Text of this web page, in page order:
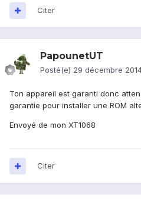
Citer
PapounetUT
Posté(e) 29 décembre
Ton appareil est garanti donc
garantie pour installer une ROM
Envoyé de mon XT1068
Citer